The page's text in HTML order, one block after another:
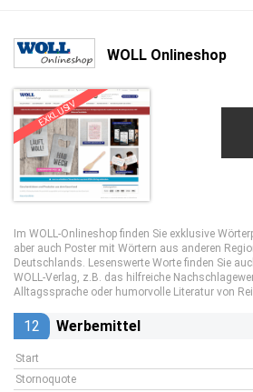
WOLL Onlineshop
EXKLUSIV
Im WOLL-Onlineshop finden Sie exklusive
aber auch Poster mit Wörtern aus anderen
Deutschlands. Lesenswerte Worte finden Sie
WOLL-Verlag, z.B. das hilfreiche
Alltagssprache oder humorvolle Literatur von
12 Werbemittel
Start
Stornoquote